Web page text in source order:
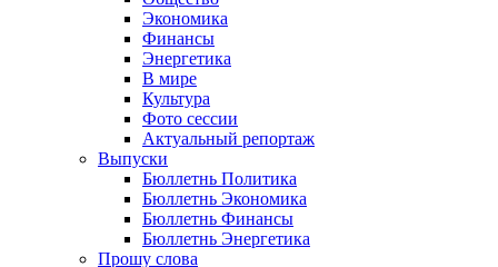
Экономика
Финансы
Энергетика
В мире
Культура
Фото сессии
Актуальный репортаж
Выпуски
Бюллетнь Политика
Бюллетнь Экономика
Бюллетнь Финансы
Бюллетнь Энергетика
Прошу слова